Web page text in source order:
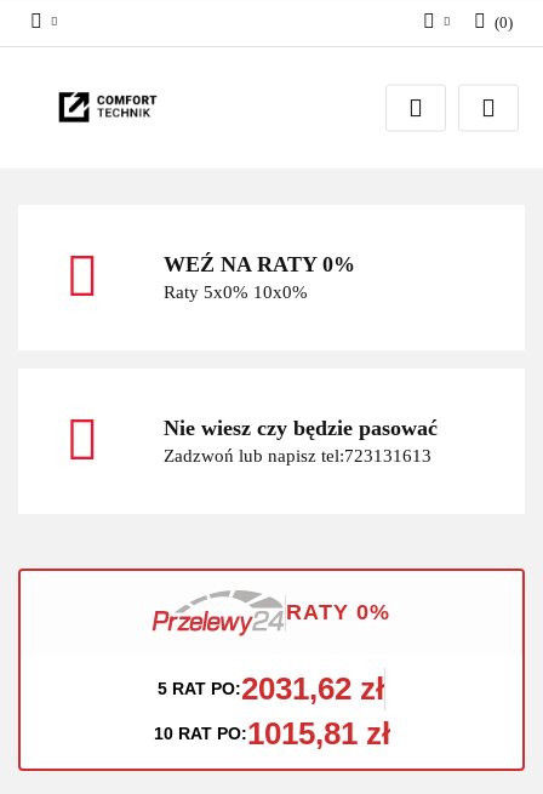
Zaloguj się
Zarejestruj się
(0)
WEŹ NA RATY 0%
Raty 5x0% 10x0%
Nie wiesz czy będzie pasować
Zadzwoń lub napisz tel:723131613
RATY 0%
5 RAT PO:2031,62 zł
10 RAT PO:1015,81 zł